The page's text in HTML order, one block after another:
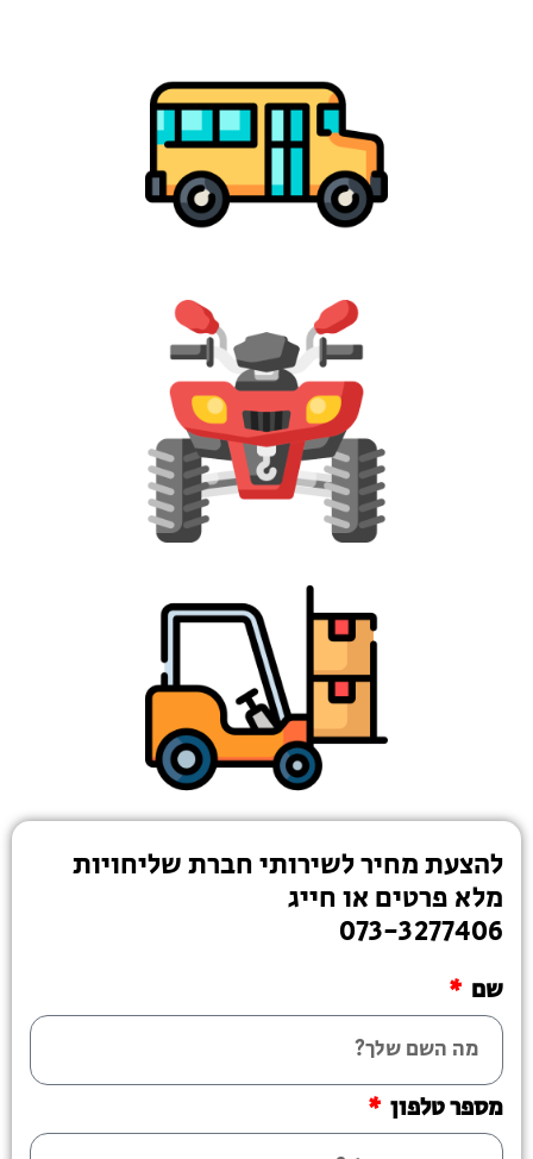
להצעת מחיר לשירותי חברת שליחויות
מלא פרטים או חייג
073-3277406
שם
מספר טלפון